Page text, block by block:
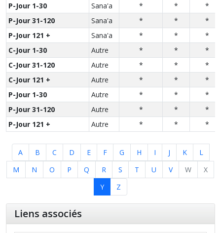
P-Jour 1-30
Sana'a * *
*
P-Jour 31-120
Sana'a * *
*
P-Jour 121 +
Sana'a * *
*
C-Jour 1-30
Autre * *
*
C-Jour 31-120
Autre * *
*
C-Jour 121 +
Autre * *
*
P-Jour 1-30
Autre * *
*
P-Jour 31-120
Autre * *
*
P-Jour 121 +
Autre * * *
A B C D E F G H I J K
L
M
N O P Q R S T U V W
X
Y
Z
Liens associés